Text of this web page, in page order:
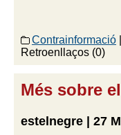
Contrainformació
Retroenllaços (0)
Més sobre
estelnegre | 27